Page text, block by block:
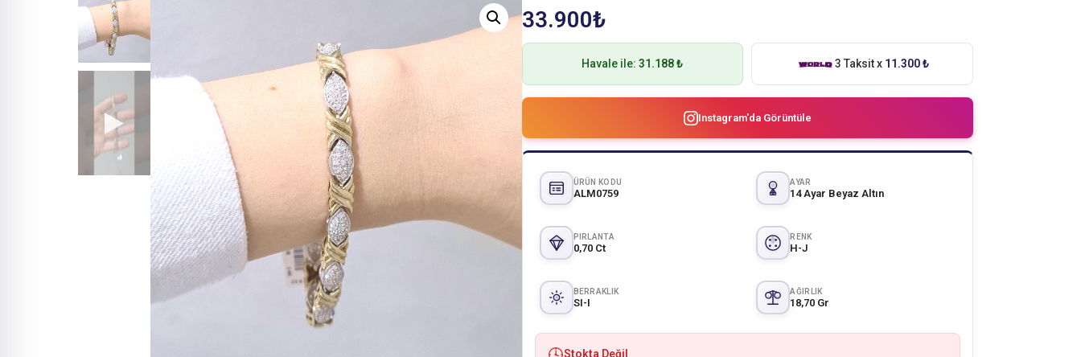
33.900₺
Havale ile:31.188 ₺ 3 Taksit x 11.300 ₺
Instagram'da Görüntüle
ÜRÜN KODU
ALM0759
AYAR
14 Ayar Beyaz Altın
PIRLANTA
0,70 Ct
RENK
H-J
BERRAKLIK
SI-I
AĞIRLIK
18,70 Gr
Stokta Değil